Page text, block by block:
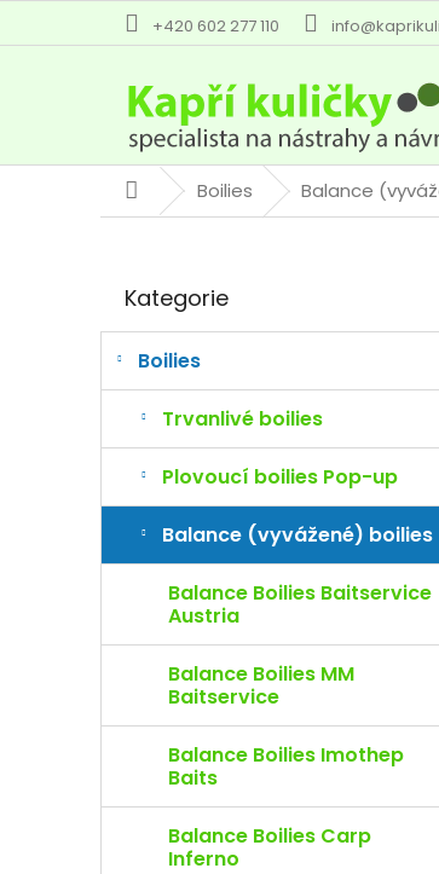
+420 602 277 110
DomůBoilies Balance
r
n
í
l
kategorie
Kategorie
Boilies
Trvanlivé boilies
Plovoucí boilies Pop-up
Balance (vyvážené) boilies
Balance Boilies Baitservice
Austria
Balance Boilies MM
Baitservice
Balance Boilies Imothep
Baits
Balance Boilies Carp
Inferno